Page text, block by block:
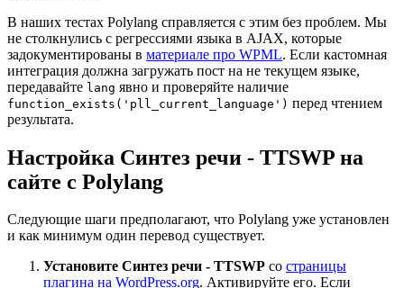
В наших тестах Polylang справляется с этим без проблем. Мы
не столкнулись с регрессиями языка в AJAX, которые
задокументированы в материале про WPML. Если кастомная
интеграция должна загружать пост на не текущем языке,
передавайте lang явно и проверяйте наличие
function_exists('pll_current_language') перед чтением
результата.
Настройка Синтез речи - TTSWP на
сайте с Polylang
Следующие шаги предполагают, что Polylang уже установлен
и как минимум один перевод существует.
Установите Синтез речи - TTSWP со страницы
плагина на WordPress.org. Активируйте его. Если